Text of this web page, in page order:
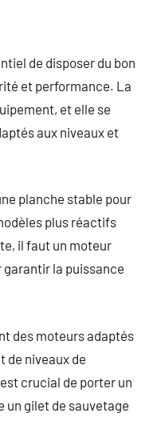
de disposer du bon
et performance. La
et elle se
aux niveaux et
planche stable pour
plus réactifs
il faut un moteur
la puissance
des moteurs adaptés
de niveaux de
est crucial de porter un
un gilet de sauvetage